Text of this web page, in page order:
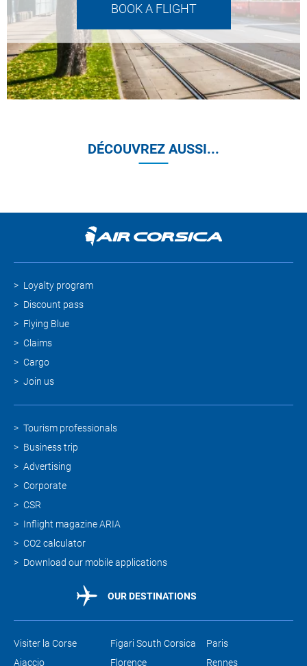
BOOK A FLIGHT
DÉCOUVREZ AUSSI...
Loyalty program
Discount pass
Flying Blue
Claims
Cargo
Join us
Tourism professionals
Business trip
Advertising
Corporate
CSR
Inflight magazine ARIA
CO2 calculator
Download our mobile applications
OUR DESTINATIONS
Visiter la Corse
Ajaccio
Figari South Corsica
Florence
Paris
Rennes